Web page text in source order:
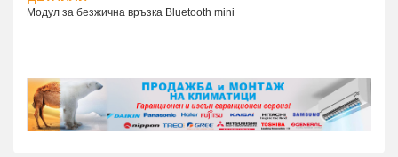
Модул за безжична връзка Bluetooth mini